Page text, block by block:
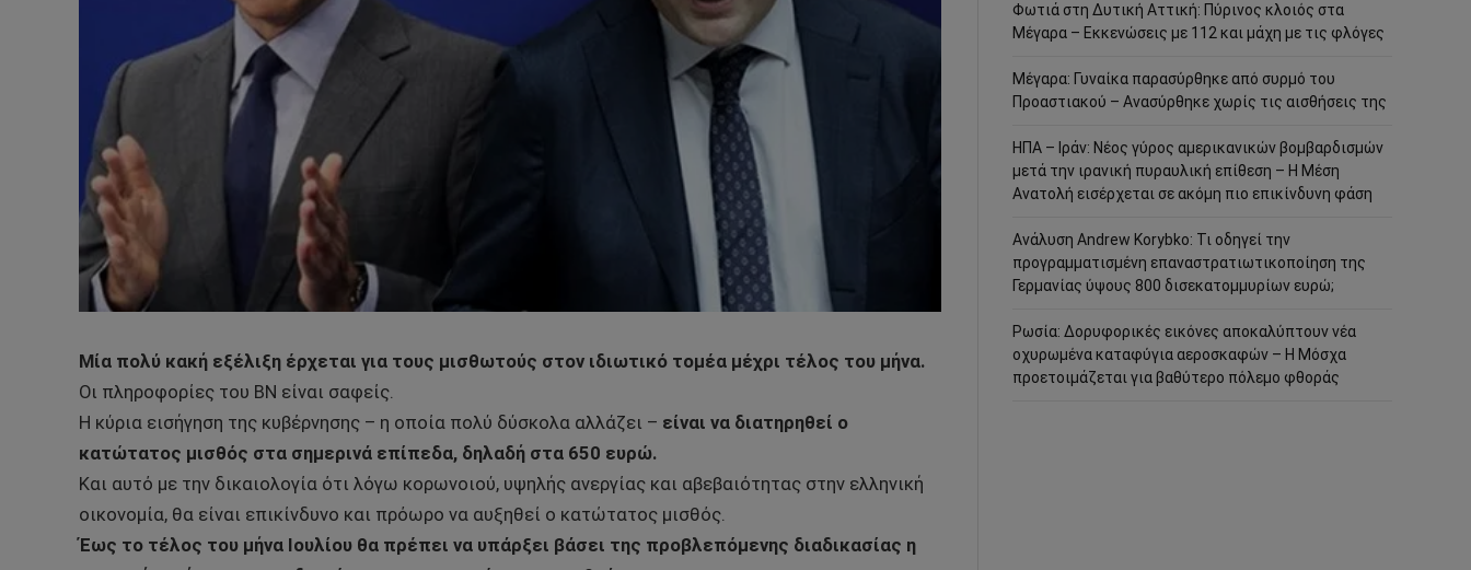
Μία πολύ κακή εξέλιξη έρχεται για τους μισθωτούς στον ιδιωτικό τομέα μέχρι τέλος του μήνα.
Οι πληροφορίες του BN είναι σαφείς.
Η κύρια εισήγηση της κυβέρνησης – η οποία πολύ δύσκολα αλλάζει – είναι να διατηρηθεί ο
κατώτατος μισθός στα σημερινά επίπεδα, δηλαδή στα 650 ευρώ.
Και αυτό με την δικαιολογία ότι λόγω κορωνοιού, υψηλής ανεργίας και αβεβαιότητας στην ελληνική
οικονομία, θα είναι επικίνδυνο και πρόωρο να αυξηθεί ο κατώτατος μισθός.
Έως το τέλος του μήνα Ιουλίου θα πρέπει να υπάρξει βάσει της προβλεπόμενης διαδικασίας η
Φωτιά στη Δυτική Αττική: Πύρινος κλοιός στα
Μέγαρα – Εκκενώσεις με 112 και μάχη με τις φλόγες
Μέγαρα: Γυναίκα παρασύρθηκε από συρμό του
Προαστιακού – Ανασύρθηκε χωρίς τις αισθήσεις της
ΗΠΑ – Ιράν: Νέος γύρος αμερικανικών βομβαρδισμών
μετά την ιρανική πυραυλική επίθεση – Η Μέση
Ανατολή εισέρχεται σε ακόμη πιο επικίνδυνη φάση
Ανάλυση Andrew Korybko: Τι οδηγεί την
προγραμματισμένη επαναστρατιωτικοποίηση της
Γερμανίας ύψους 800 δισεκατομμυρίων ευρώ;
Ρωσία: Δορυφορικές εικόνες αποκαλύπτουν νέα
οχυρωμένα καταφύγια αεροσκαφών – Η Μόσχα
προετοιμάζεται για βαθύτερο πόλεμο φθοράς